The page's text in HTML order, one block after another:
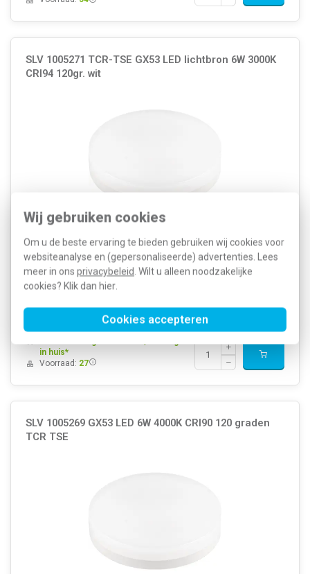
Wij gebruiken cookies
Om u de beste ervaring te bieden gebruiken wij cookies voor
websiteanalyse en (gepersonaliseerde) advertenties. Lees
meer in ons privacybeleid. Wilt u alleen noodzakelijke
cookies? Klik dan hier.
Cookies accepteren
SLV 1005271 TCR-TSE GX53 LED lichtbron 6W 3000K
CRI94 120gr. wit
De SLV 6,1W LED TCR-TSE lichtbron met GX53 fitting levert 490lm bij
3000K. De opalen lamp heeft een stralingshoek van 120°, een
levensduur van +/- 15000h en is dimbaar. De compacte vorm is
2,4cm hoog met een diameter van 7,5cm.Meer informatie »
7,45
SKU:1005271
4024163253864
in huis*
Voorraad: 27
SLV 1005269 GX53 LED 6W 4000K CRI90 120 graden
TCR TSE